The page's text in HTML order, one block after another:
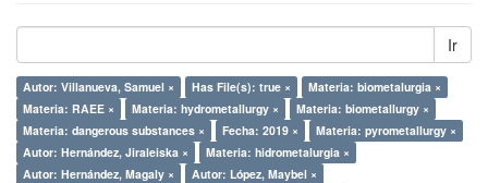
Ir
Autor: Villanueva, Samuel × Has File(s): true ×
Materia: biometalurgia ×
Materia: RAEE ×
Materia: hydrometallurgy ×
Materia: biometallurgy ×
Materia: dangerous substances ×
Fecha: 2019 ×
Materia: pyrometallurgy ×
Autor: Hernández, Jiraleiska ×
Materia: hidrometalurgia ×
Autor: Hernández, Magaly ×
Autor: López, Maybel ×